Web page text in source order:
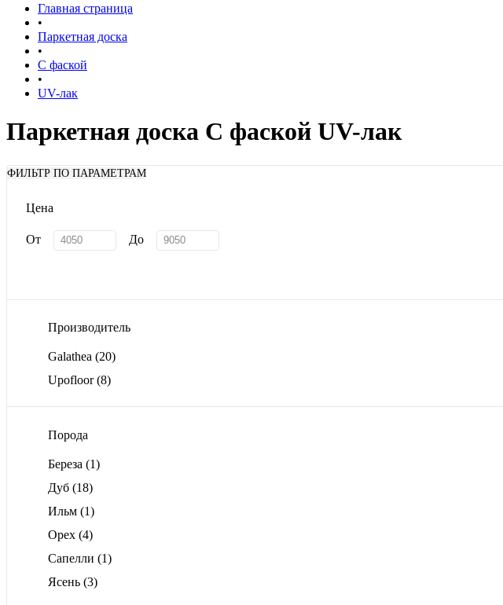
Главная страница
•
Паркетная доска
•
С фаской
•
UV-лак
Паркетная доска С фаской UV-лак
ФИЛЬТР ПО ПАРАМЕТРАМ
Цена
От До
Производитель
Galathea (20)
Upofloor(8)
Порода
Береза (1)
Дуб (18)
Ильм (1)
Орех (4)
Сапелли (1)
Ясень (3)